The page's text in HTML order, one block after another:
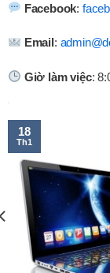
Facebook:
Email:
Giờ làm việc:
18
Th1